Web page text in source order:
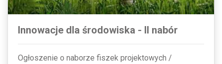
Innowacje dla środowiska - II nabór
Ogłoszenie o naborze fiszek projektowych /